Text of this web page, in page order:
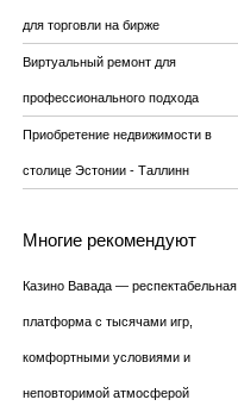
для торговли на бирже
Виртуальный ремонт для
профессионального подхода
Приобретение недвижимости в
столице Эстонии - Таллинн
Многие рекомендуют
Казино Вавада — респектабельная
платформа с тысячами игр,
комфортными условиями и
неповторимой атмосферой